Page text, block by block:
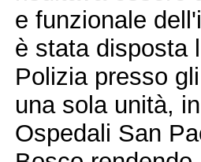
e funzionale
è stata disposta
Polizia presso
una sola unità,
Ospedali San